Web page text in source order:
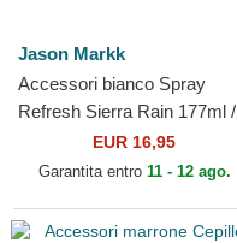
Jason Markk
Accessori bianco Spray
Refresh Sierra Rain 177ml /
6oz di Jason Markk
EUR 16,95
Garantita entro 11 - 12 ago.